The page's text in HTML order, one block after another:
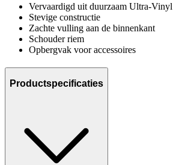
Vervaardigd uit duurzaam Ultra-Vinyl
Stevige constructie
Zachte vulling aan de binnenkant
Schouder riem
Opbergvak voor accessoires
Productspecificaties